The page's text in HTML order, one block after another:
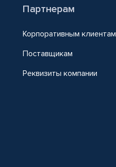
Партнерам
Корпоративным клиентам
Поставщикам
Реквизиты компании